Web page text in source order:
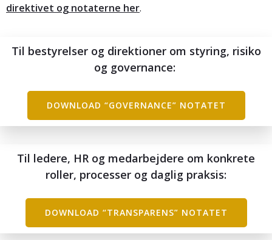
direktivet og notaterne her.
Til bestyrelser og direktioner om styring, risiko
og governance:
DOWNLOAD “GOVERNANCE” NOTATET
Til ledere, HR og medarbejdere om konkrete
roller, processer og daglig praksis:
DOWNLOAD “TRANSPARENS” NOTATET